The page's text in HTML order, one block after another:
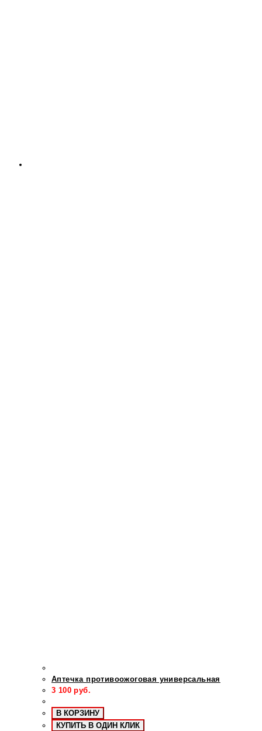
Аптечка противоожоговая универсальная
3 100 руб.
В КОРЗИНУ
КУПИТЬ В ОДИН КЛИК